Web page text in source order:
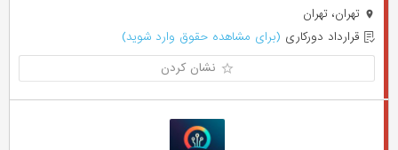
تهران، تهران
قرارداد دورکاری (برای مشاهده حقوق وارد شوید)
نشان کردن